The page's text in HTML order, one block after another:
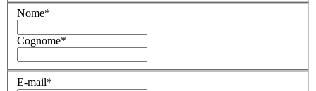
Nome*
Cognome*
E-mail*